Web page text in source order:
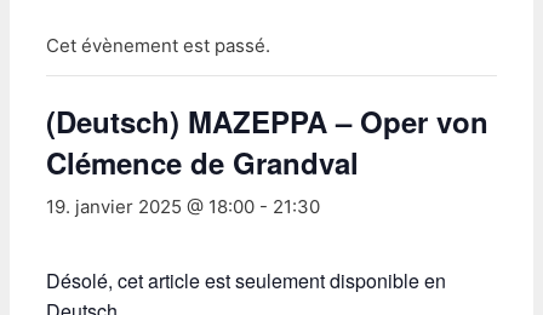
Cet évènement est passé.
(Deutsch) MAZEPPA – Oper von
Clémence de Grandval
19. janvier 2025 @ 18:00 - 21:30
Désolé, cet article est seulement disponible en